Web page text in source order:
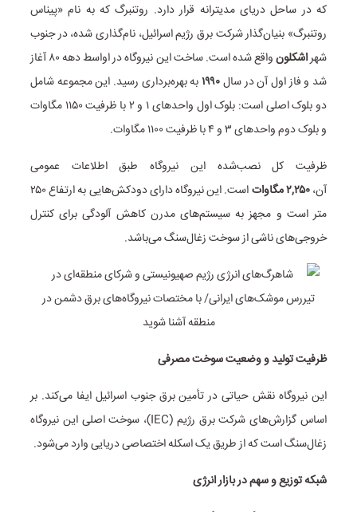
که در ساحل دریای مدیترانه قرار دارد. روتنبرگ که به نام «پیناس
روتنبرگ» بنیان‌گذار شرکت برق رژیم اسرائیل، نام‌گذاری شده، در جنوب
شهراشکلون
واقع شده است. ساخت این نیروگاه در اواسط دهه ۸۰ آغاز
شد و فاز اول آن در سال۱۹۹۰به بهره‌برداری رسید. این مجموعه شامل
دو بلوک اصلی است: بلوک اول واحدهای ۱ و ۲ با ظرفیت ۱۱۵۰ مگاوات
و بلوک دوم واحدهای ۳ و ۴ با ظرفیت ۱۱۰۰ مگاوات.
ظرفیت کل نصب‌شده این نیروگاه طبق اطلاعات عمومی
آن،۲,۲۵۰مگاوات
است. این نیروگاه دارای دودکش‌هایی به ارتفاع ۲۵۰
متر است و مجهز به سیستم‌های مدرن کاهش آلودگی برای کنترل
خروجی‌های ناشی از سوخت زغال‌سنگ می‌باشد.
ظرفیت تولید و وضعیت سوخت مصرفی
این نیروگاه نقش حیاتی در تأمین برق جنوب اسرائیل ایفا می‌کند. بر
اساس گزارش‌های شرکت برق رژیم (IEC)، سوخت اصلی این نیروگاه
زغال‌سنگ است که از طریق یک اسکله اختصاصی دریایی وارد می‌شود.
شبکه توزیع و سهم در بازار انرژی